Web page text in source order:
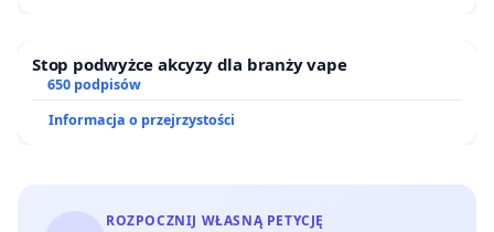
Stop podwyżce akcyzy dla branży vape
650 podpisów
Informacja o przejrzystości
ROZPOCZNIJ WŁASNĄ PETYCJĘ